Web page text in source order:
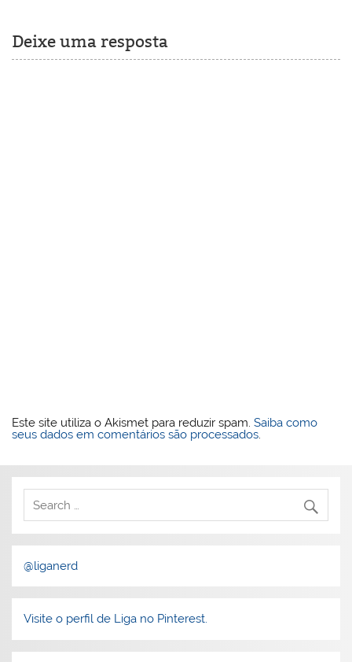
Deixe uma resposta
Este site utiliza o Akismet para reduzir spam.Saiba como
seus dados em comentários são processados.
@liganerd
Visite o perfil de Liga no Pinterest.